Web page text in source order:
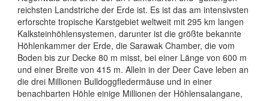
reichsten Landstriche der Erde ist. Es ist das am intensivsten
erforschte tropische Karstgebiet weltweit mit 295 km langen
Kalksteinhöhlensystemen, darunter ist die größte bekannte
Höhlenkammer der Erde, die Sarawak Chamber, die vom
Boden bis zur Decke 80 m misst, bei einer Länge von 600 m
und einer Breite von 415 m. Allein in der Deer Cave leben an
die drei Millionen Bulldoggfledermäuse und in einer
benachbarten Höhle einige Millionen der Höhlensalangane,